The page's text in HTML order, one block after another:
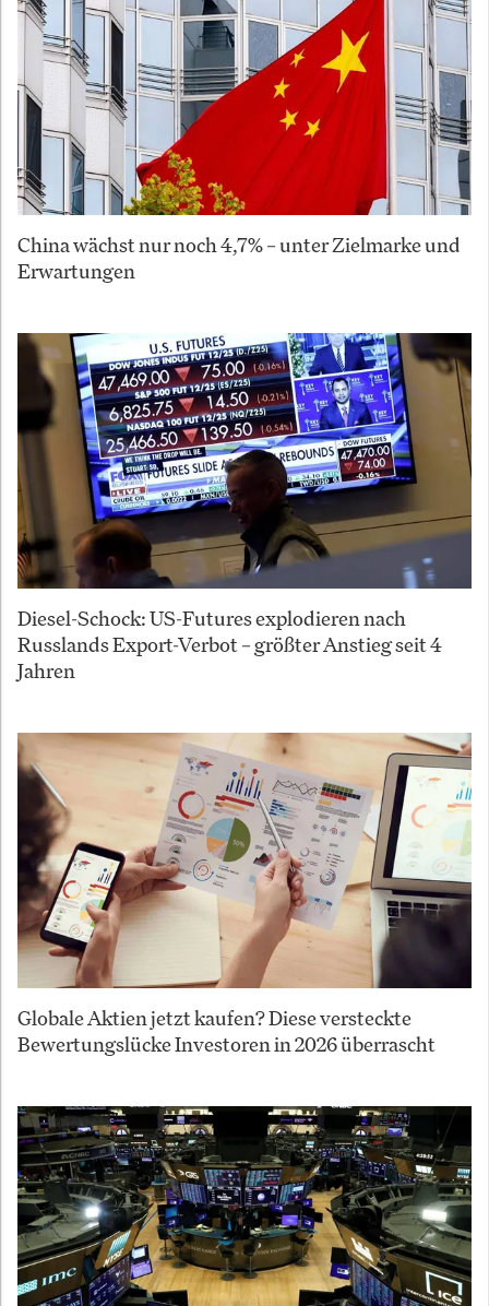
China wächst nur noch 4,7% – unter Zielmarke und
Erwartungen
Diesel-Schock: US-Futures explodieren nach
Russlands Export-Verbot – größter Anstieg seit 4
Jahren
Globale Aktien jetzt kaufen? Diese versteckte
Bewertungslücke Investoren in 2026 überrascht